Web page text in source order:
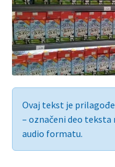
Ovaj tekst je
– označeni deo
audio formatu.